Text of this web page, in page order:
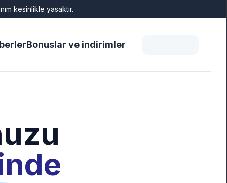
kesinlikle yasaktır.
Bonuslar ve indirimler